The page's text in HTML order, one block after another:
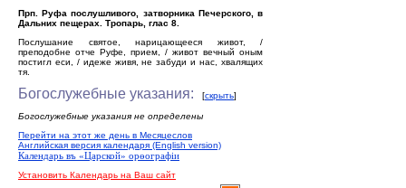
Прп. Руфа послушливого, затворника Печерского, в
Дальних пещерах. Тропарь, глас 8.
Послушание святое, нарицающееся живот, /
преподобне отче Руфе, прием, / живот вечный оным
постигл еси, / идеже живя, не забуди и нас, хвалящих
тя.
Богослужебные указания: [скрыть]
Богослужебные указания не определены
Перейти на этот же день в Месяцеслов
Английская версия календаря (English version)
Календарь въ «Царской» орѳографiи
Установить Календарь на Ваш сайт